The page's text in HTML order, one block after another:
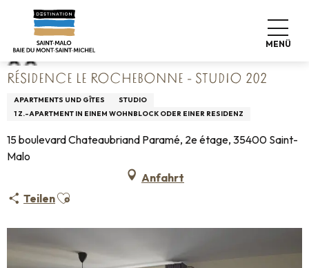
contenu
principal
MENÜ
Startseite
RÉSIDENCE LE ROCHEBONNE - STUDIO 202
APARTMENTS UND GÎTES
STUDIO
1 Z.-APARTMENT IN EINEM WOHNBLOCK ODER EINER RESIDENZ
15 boulevard Chateaubriand Paramé, 2e étage, 35400 Saint-
Malo
Anfahrt
TeilenAjouter aux favoris